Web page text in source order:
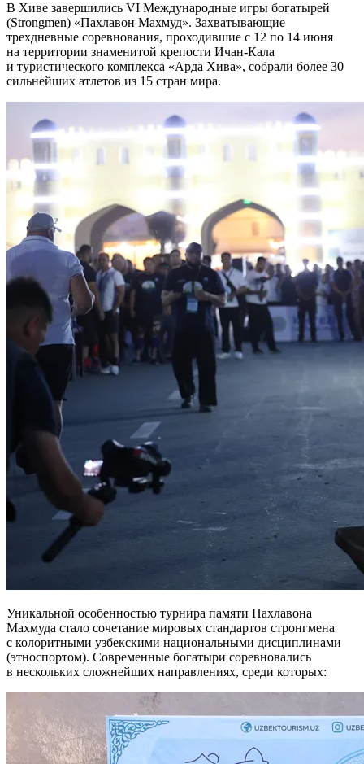
В Хиве завершились VI Международные игры богатырей
(Strongmen) «Пахлавон Махмуд». Захватывающие
трехдневные соревнования, проходившие с 12 по 14 июня
на территории знаменитой крепости Ичан-Кала
и туристического комплекса «Арда Хива», собрали более 30
сильнейших атлетов из 15 стран мира.
Уникальной особенностью турнира памяти Пахлавона
Махмуда стало сочетание мировых стандартов стронгмена
с колоритными узбекскими национальными дисциплинами
(этноспортом). Современные богатыри соревновались
в нескольких сложнейших направлениях, среди которых: